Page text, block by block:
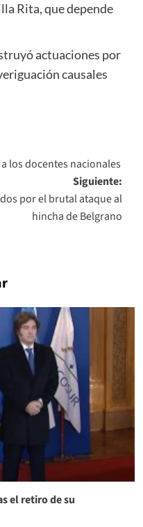
Rita, que depende
actuaciones por
causales
los docentes nacionales
Siguiente:
por el brutal ataque al
hincha de Belgrano
el retiro de su